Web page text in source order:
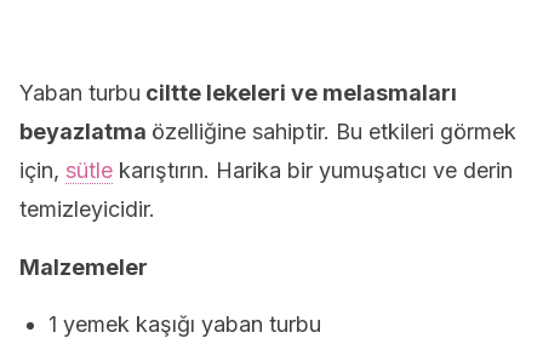
Yaban turbu ciltte lekeleri ve melasmaları
beyazlatma özelliğine sahiptir. Bu etkileri görmek
için, sütle karıştırın. Harika bir yumuşatıcı ve derin
temizleyicidir.
Malzemeler
1 yemek kaşığı yaban turbu